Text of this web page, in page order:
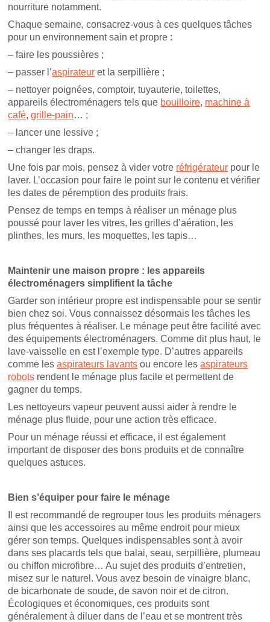
nourriture notamment.
Chaque semaine, consacrez-vous à ces quelques tâches
pour un environnement sain et propre :
– faire les poussières ;
– passer l’aspirateur et la serpillière ;
– nettoyer poignées, comptoir, tuyauterie, toilettes,
appareils électroménagers tels que bouilloire, machine à
café,grille-pain… ;
– lancer une lessive ;
– changer les draps.
Une fois par mois, pensez à vider votre réfrigérateur pour le
laver. L’occasion pour faire le point sur le contenu et vérifier
les dates de péremption des produits frais.
Pensez de temps en temps à réaliser un ménage plus
poussé pour laver les vitres, les grilles d’aération, les
plinthes, les murs, les moquettes, les tapis…
Maintenir une maison propre : les appareils
électroménagers simplifient la tâche
Garder son intérieur propre est indispensable pour se sentir
bien chez soi. Vous connaissez désormais les tâches les
plus fréquentes à réaliser. Le ménage peut être facilité avec
des équipements électroménagers. Comme dit plus haut, le
lave-vaisselle en est l’exemple type. D’autres appareils
comme lesaspirateurs lavants ou encore lesaspirateurs
robots rendent le ménage plus facile et permettent de
gagner du temps.
Les nettoyeurs vapeur peuvent aussi aider à rendre le
ménage plus fluide, pour une action très efficace.
Pour un ménage réussi et efficace, il est également
important de disposer des bons produits et de connaître
quelques astuces.
Bien s’équiper pour faire le ménage
Il est recommandé de regrouper tous les produits ménagers
ainsi que les accessoires au même endroit pour mieux
gérer son temps. Quelques indispensables sont à avoir
dans ses placards tels que balai, seau, serpillière, plumeau
ou chiffon microfibre… Au sujet des produits d’entretien,
misez sur le naturel. Vous avez besoin de vinaigre blanc,
de bicarbonate de soude, de savon noir et de citron.
Écologiques et économiques, ces produits sont
généralement à diluer dans de l’eau et se montrent très